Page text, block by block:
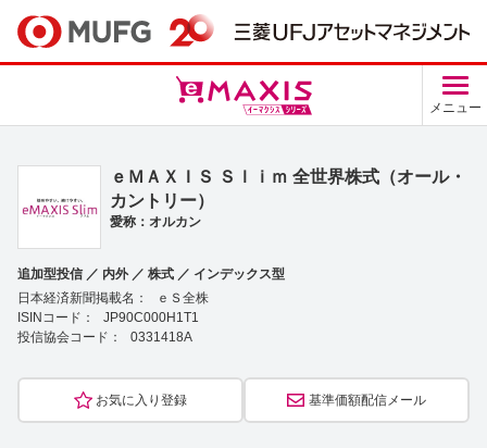
メニュー
ｅＭＡＸＩＳ Ｓｌｉｍ 全世界株式（オール・
カントリー）
愛称：オルカン
追加型投信 ／ 内外 ／ 株式 ／ インデックス型
日本経済新聞掲載名：
ｅＳ全株
ISINコード：
JP90C000H1T1
投信協会コード：
0331418A
お気に入り登録 基準価額配信メール